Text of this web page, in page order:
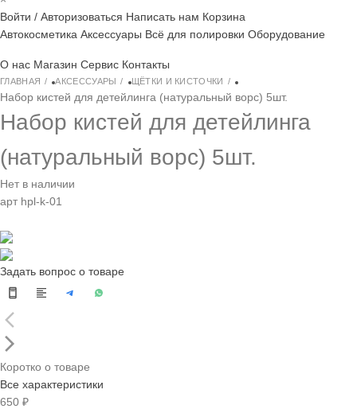
Войти / Авторизоваться Написать нам Корзина
Автокосметика Аксессуары Всё для полировки Оборудование
О нас Магазин Сервис Контакты
ГЛАВНАЯ АКСЕССУАРЫ ЩЁТКИ И КИСТОЧКИ
Набор кистей для детейлинга (натуральный ворс) 5шт.
Набор кистей для детейлинга
(натуральный ворс) 5шт.
Нет в наличии
арт hpl-k-01
Задать вопрос о товаре
Коротко о товаре
Все характеристики
650 ₽